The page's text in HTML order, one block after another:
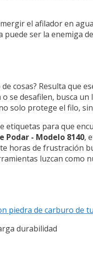
el afilador en
puede ser la enemiga
cosas? Resulta que
se desafilen, busca
solo protege el filo,
para que
Podar - Modelo 8140,
horas de frustración
luzcan como
piedra de carburo de
durabilidad